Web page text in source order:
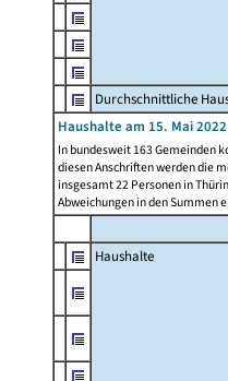
Durchschnittliche
Haushalte am 15. Mai
In bundesweit 163 Gemeinden
diesen Anschriften werden die
insgesamt 22 Personen in
Abweichungen in den Summen
Haushalte